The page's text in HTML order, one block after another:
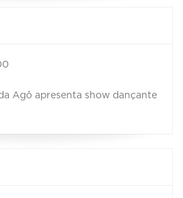
Agô apresenta show dançante